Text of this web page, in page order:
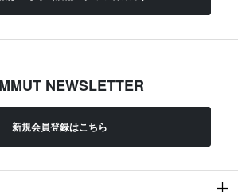
NEWSLETTER
新規会員登録はこちら